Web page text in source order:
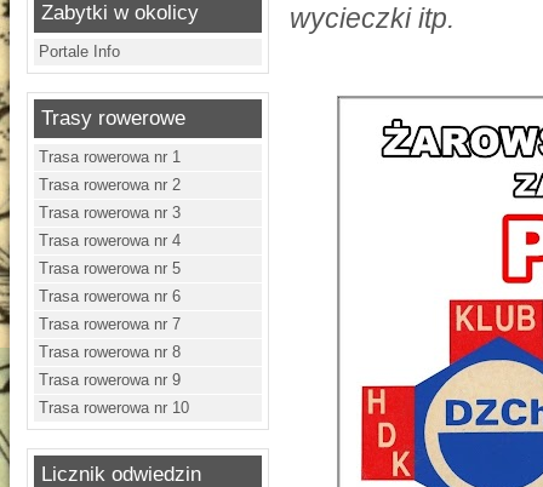
Zabytki w okolicy
Portale Info
Trasy rowerowe
Trasa rowerowa nr 1
Trasa rowerowa nr 2
Trasa rowerowa nr 3
Trasa rowerowa nr 4
Trasa rowerowa nr 5
Trasa rowerowa nr 6
Trasa rowerowa nr 7
Trasa rowerowa nr 8
Trasa rowerowa nr 9
Trasa rowerowa nr 10
Licznik odwiedzin
wycieczki itp.